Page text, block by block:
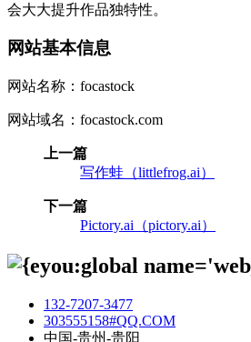
会大大提升作品独特性。
网站基本信息
网站名称：focastock
网站域名：focastock.com
上一篇
写作蛙（littlefrog.ai）
下一篇
Pictory.ai（pictory.ai）
132-7207-3477
303555158#QQ.COM
中国-贵州-贵阳